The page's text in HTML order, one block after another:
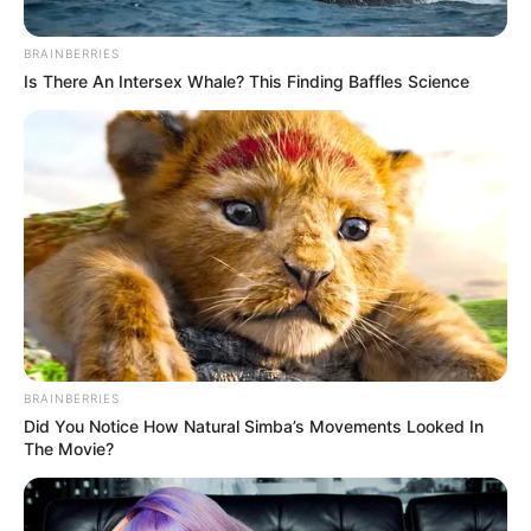
BRAINBERRIES
Is There An Intersex Whale? This Finding Baffles Science
BRAINBERRIES
Did You Notice How Natural Simba’s Movements Looked In
The Movie?